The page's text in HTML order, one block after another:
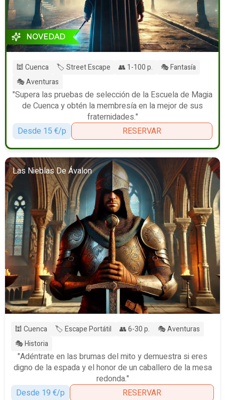
NOVEDAD
🕍 Cuenca 🏷️ Street Escape 👥 1-100 p.
🎭 Fantasía
🎭 Aventuras
"Supera las pruebas de selección de la Escuela de Magia
de Cuenca y obtén la membresía en la mejor de sus
fraternidades."
Desde 15 €/p
RESERVAR
Las Nieblas De Ávalon
🕍 Cuenca 🏷️ Escape Portátil 👥 6-30 p.
🎭 Aventuras
🎭 Historia
"Adéntrate en las brumas del mito y demuestra si eres
digno de la espada y el honor de un caballero de la mesa
redonda."
Desde 19 €/p
RESERVAR